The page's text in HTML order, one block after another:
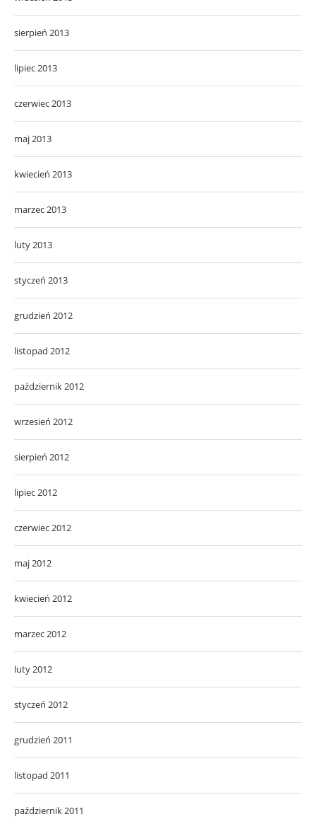
sierpień 2013
lipiec 2013
czerwiec 2013
maj 2013
kwiecień 2013
marzec 2013
luty 2013
styczeń 2013
grudzień 2012
listopad 2012
październik 2012
wrzesień 2012
sierpień 2012
lipiec 2012
czerwiec 2012
maj 2012
kwiecień 2012
marzec 2012
luty 2012
styczeń 2012
grudzień 2011
listopad 2011
październik 2011